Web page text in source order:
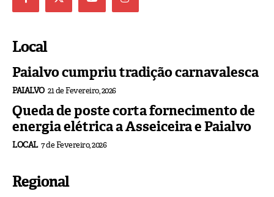
Local
Paialvo cumpriu tradição carnavalesca
PAIALVO 21 de Fevereiro, 2026
Queda de poste corta fornecimento de
energia elétrica a Asseiceira e Paialvo
LOCAL 7 de Fevereiro, 2026
Regional